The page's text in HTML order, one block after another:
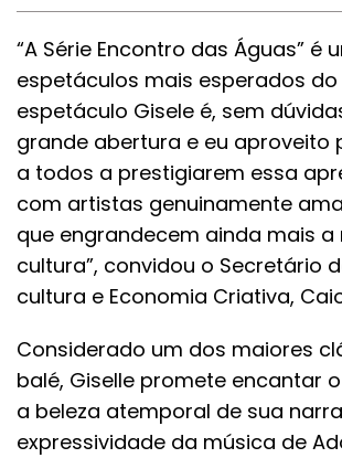
“A Série Encontro das Águas” é
espetáculos mais esperados do
espetáculo Gisele é, sem
grande abertura e eu aproveito
a todos a prestigiarem essa
com artistas genuinamente
que engrandecem ainda mais a
cultura”, convidou o Secretário
cultura e Economia Criativa,
Considerado um dos maiores
balé, Giselle promete encantar
a beleza atemporal de sua
expressividade da música de